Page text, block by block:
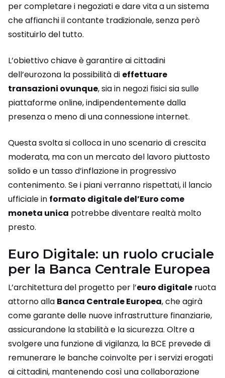
per completare i negoziati e dare vita a un sistema
che affianchi il contante tradizionale, senza però
sostituirlo del tutto.
L’obiettivo chiave è garantire ai cittadini
dell’eurozona la possibilità di effettuare
transazioni ovunque, sia in negozi fisici sia sulle
piattaforme online, indipendentemente dalla
presenza o meno di una connessione internet.
Questa svolta si colloca in uno scenario di crescita
moderata, ma con un mercato del lavoro piuttosto
solido e un tasso d’inflazione in progressivo
contenimento. Se i piani verranno rispettati, il lancio
ufficiale in formato digitale del’Euro come
moneta unica potrebbe diventare realtà molto
presto.
Euro Digitale: un ruolo cruciale
per la Banca Centrale Europea
L’architettura del progetto per l’euro digitale ruota
attorno alla Banca Centrale Europea, che agirà
come garante delle nuove infrastrutture finanziarie,
assicurandone la stabilità e la sicurezza. Oltre a
svolgere una funzione di vigilanza, la BCE prevede di
remunerare le banche coinvolte per i servizi erogati
ai cittadini, mantenendo così una collaborazione